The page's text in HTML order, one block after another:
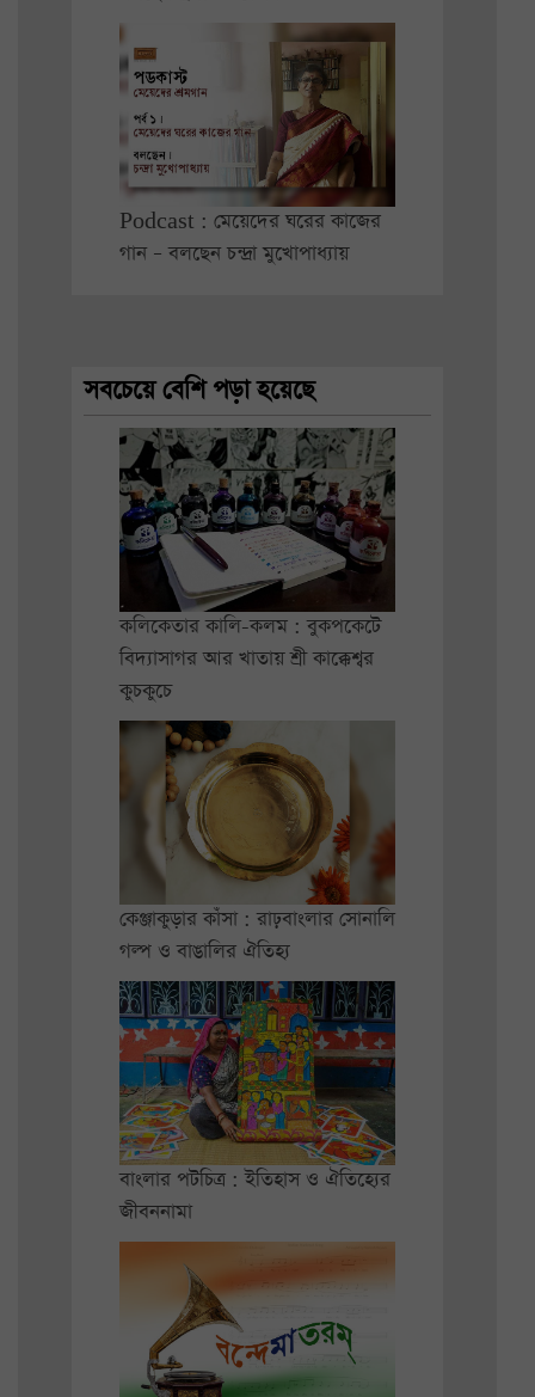
Podcast : মেয়েদের ঘরের কাজের
গান – বলছেন চন্দ্রা মুখোপাধ্যায়
সবচেয়ে বেশি পড়া হয়েছে
কলিকেতার কালি-কলম : বুকপকেটে
বিদ্যাসাগর আর খাতায় শ্রী কাক্কেশ্বর
কুচকুচে
কেঞ্জাকুড়ার কাঁসা : রাঢ়বাংলার সোনালি
গল্প ও বাঙালির ঐতিহ্য
বাংলার পটচিত্র : ইতিহাস ও ঐতিহ্যের
জীবননামা